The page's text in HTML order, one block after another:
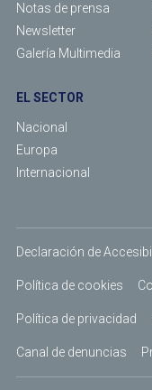
Notas de prensa
Newsletter
Galería Multimedia
EL SECTOR
Nacional
Europa
Internacional
Declaración de
Política de cookies
Política de privacidad
Canal de denuncias